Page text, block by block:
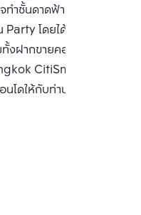
ำชั้นดาดฟ้าเป็นชั้นที่ลูก
โดยได้วิว 360
ฝากขายคอนโดมิเนียม
CitiSmart ได้ทันที
โดให้กับท่าน